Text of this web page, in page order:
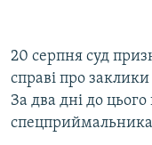
20 серпня суд
справі про
За два дні до